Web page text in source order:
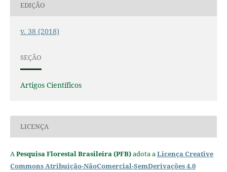
EDIÇÃO
v. 38 (2018)
SEÇÃO
Artigos Científicos
LICENÇA
APesquisa Florestal Brasileira (PFB)adota aLicença Creative
Commons Atribuição-NãoComercial-SemDerivações 4.0